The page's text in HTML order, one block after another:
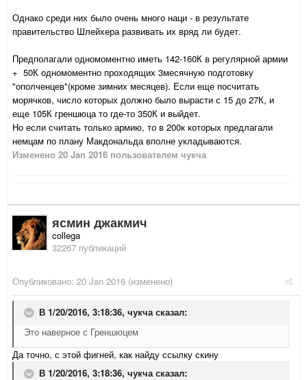
Однако среди них было очень много наци - в результате
правительство Шлейхера развивать их вряд ли будет.
Предполагали одномоментно иметь 142-160К в регулярной армии
+ 50К одномоментно проходящих 3месячную подготовку
"ополченцев"(кроме зимних месяцев). Если еще посчитать
морячков, число которых должно было вырасти с 15 до 27К, и
еще 105К греншюца то где-то 350К и выйдет.
Но если считать только армию, то в 200к которых предлагали
немцам по плану Макдональда вполне укладываются.
Изменено 20 Jan 2016 пользователем чукча
ясмин джакмич
collega
32267 публикаций
Опубликовано: 20 Jan 2016 (изменено)
В 1/20/2016, 3:18:36, чукчасказал:
Это наверное с Греншюцем
Да точно, с этой фигней, как найду ссылку скину
В 1/20/2016, 3:18:36, чукчасказал: